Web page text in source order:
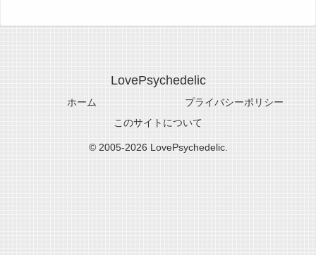
LovePsychedelic
ホーム
プライバシーポリシー
このサイトについて
© 2005-2026 LovePsychedelic.